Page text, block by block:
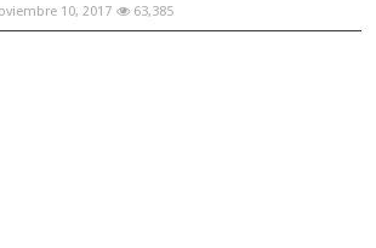
10, 2017 63,385